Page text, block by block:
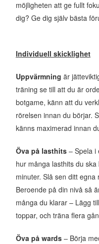
möjligheten att ge fullt
dig? Ge dig själv bästa
Individuell skicklighet
Uppvärmning är
träning se till att du är
botgame, känn att du
rörelsen innan du börjar.
känns maximerad innan
Öva på lasthits– Spela i
hur många lasthits du
minuter. Slå sen ditt
Beroende på din nivå så
många du klarar – Lägg
toppar, och träna flera
Öva på wards– Börja